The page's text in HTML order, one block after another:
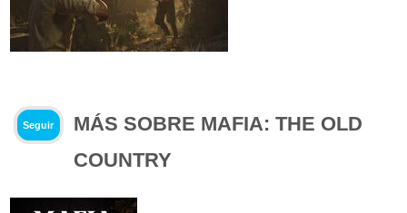
Seguir
MÁS SOBRE MAFIA: THE OLD
COUNTRY